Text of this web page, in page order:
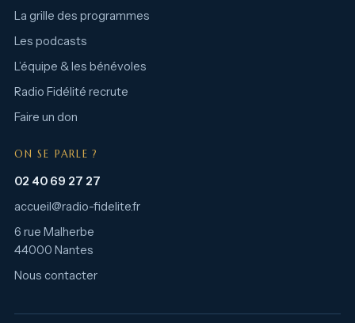
La grille des programmes
Les podcasts
L’équipe & les bénévoles
Radio Fidélité recrute
Faire un don
ON SE PARLE ?
02 40 69 27 27
accueil@radio-fidelite.fr
6 rue Malherbe
44000 Nantes
Nous contacter